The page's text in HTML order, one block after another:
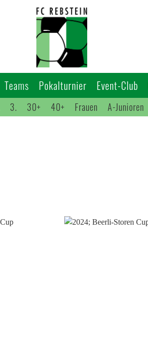
Teams Pokalturnier Event-Club
3. 30+ 40+ Frauen A-Junioren